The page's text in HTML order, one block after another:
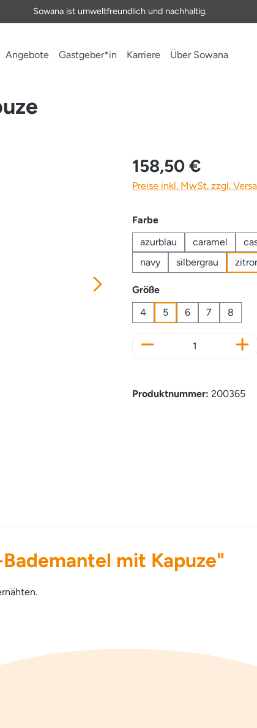
Sowana ist umweltfreundlich und nachhaltig.
Angebote Gastgeber*in Karriere Über Sowana
158,50 €
Preise inkl. MwSt. zzgl.
Farbeauswählen
azurblau
caramel
navy
silbergrau
Größeauswählen
4
5 6 7 8
Produkt Anzahl:
Produktnummer: 200365
mit Kapuze"